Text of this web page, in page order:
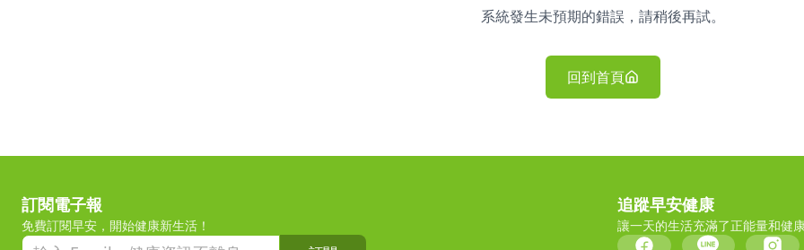
系統發生未預期的錯誤，請稍後再試。
回到首頁
訂閱電子報
免費訂閱早安，開始健康新生活！
追蹤早安健康
讓一天的生活充滿了正能量和健